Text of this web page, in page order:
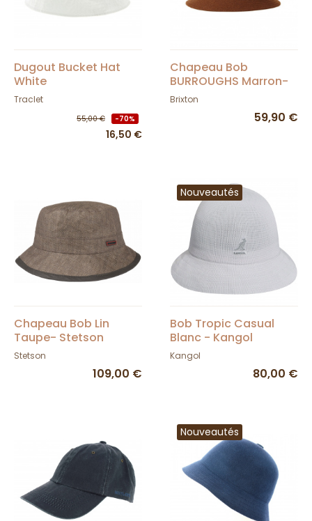
Dugout Bucket Hat
White
Traclet
55,00 € -70%
16,50 €
Chapeau Bob
BURROUGHS Marron-
Brixton
Brixton
59,90 €
Chapeau Bob Lin
Taupe- Stetson
Stetson
109,00 €
Nouveautés
Bob Tropic Casual
Blanc - Kangol
Kangol
80,00 €
Nouveautés